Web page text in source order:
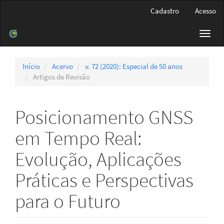
Barra
Cadastro Acesso
Início Acervo
v. 72 (2020): Especial de 50 anos
Artigos de Revisão
Posicionamento GNSS
em Tempo Real:
Evolução, Aplicações
Práticas e Perspectivas
para o Futuro